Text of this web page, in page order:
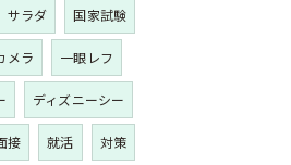
サラダ 国家試験
メラ 一眼レフ
ディズニーシー
接 就活 対策